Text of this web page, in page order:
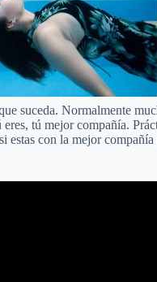
suceda. Normalmente
tú mejor compañía.
con la mejor compañía